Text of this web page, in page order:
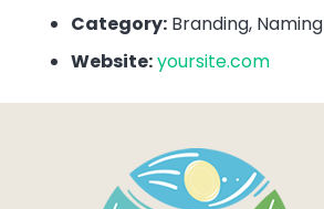
Category: Branding, Naming
Website:yoursite.com